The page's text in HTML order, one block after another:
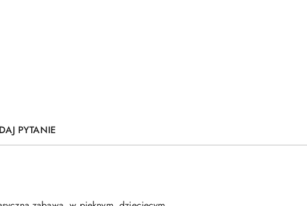
PYTANIE